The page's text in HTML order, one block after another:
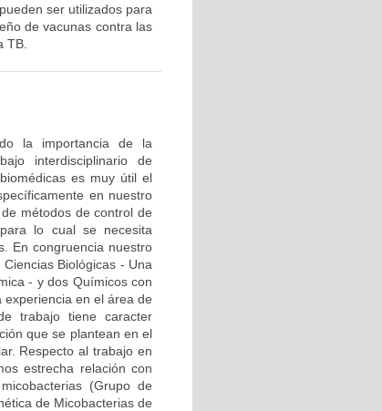
ser utilizados para
de vacunas contra las
TB.
la importancia de la
interdisciplinario de
es muy útil el
en nuestro
métodos de control de
lo cual se necesita
En congruencia nuestro
Biológicas - Una
- y dos Químicos con
en el área de
trabajo tiene caracter
que se plantean en el
Respecto al trabajo en
estrecha relación con
(Grupo de
de Micobacterias de